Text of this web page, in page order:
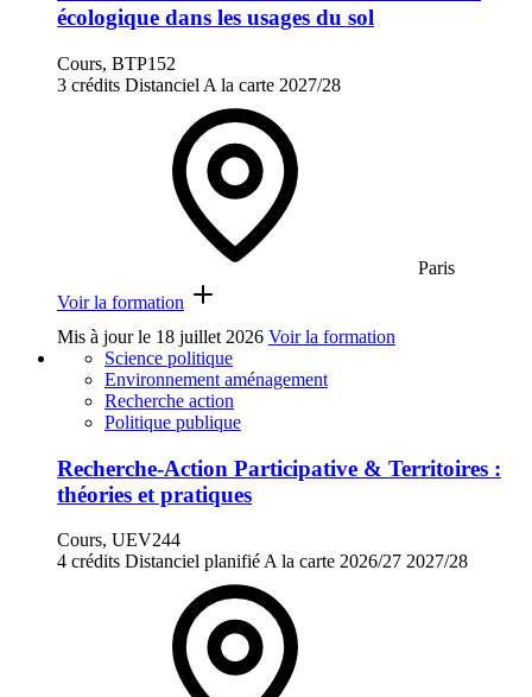
écologique dans les usages du sol
Cours, BTP152
3 crédits Distanciel A la carte 2027/28
Paris
Voir la formation
Mis à jour le 18 juillet 2026 Voir la formation
Science politique
Environnement aménagement
Recherche action
Politique publique
Recherche-Action Participative & Territoires :
théories et pratiques
Cours, UEV244
4 crédits Distanciel planifiéA la carte 2026/27 2027/28